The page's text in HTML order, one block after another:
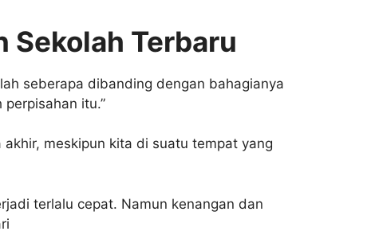
Sekolah Terbaru
seberapa dibanding dengan bahagianya
itu.”
meskipun kita di suatu tempat yang
terlalu cepat. Namun kenangan dan